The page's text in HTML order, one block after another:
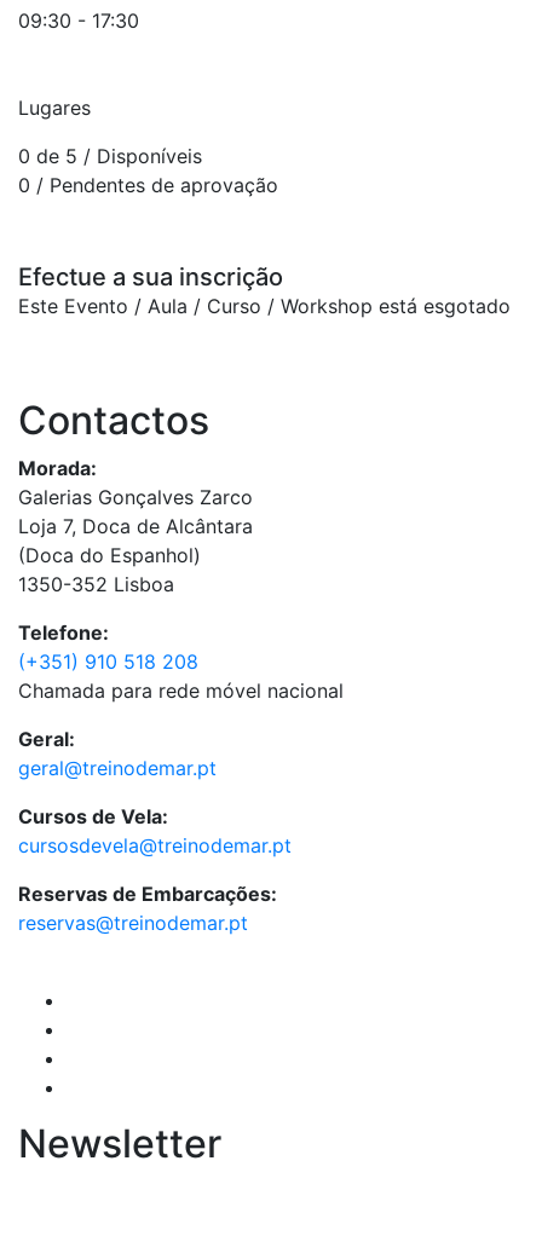
09:30 - 17:30
Lugares
0 de 5 / Disponíveis
0 / Pendentes de aprovação
Efectue a sua inscrição
Este Evento / Aula / Curso / Workshop está esgotado
Contactos
Morada:
Galerias Gonçalves Zarco
Loja 7, Doca de Alcântara
(Doca do Espanhol)
1350-352 Lisboa
Telefone:
(+351) 910 518 208
Chamada para rede móvel nacional
Geral:
geral@treinodemar.pt
Cursos de Vela:
cursosdevela@treinodemar.pt
Reservas de Embarcações:
reservas@treinodemar.pt
Newsletter